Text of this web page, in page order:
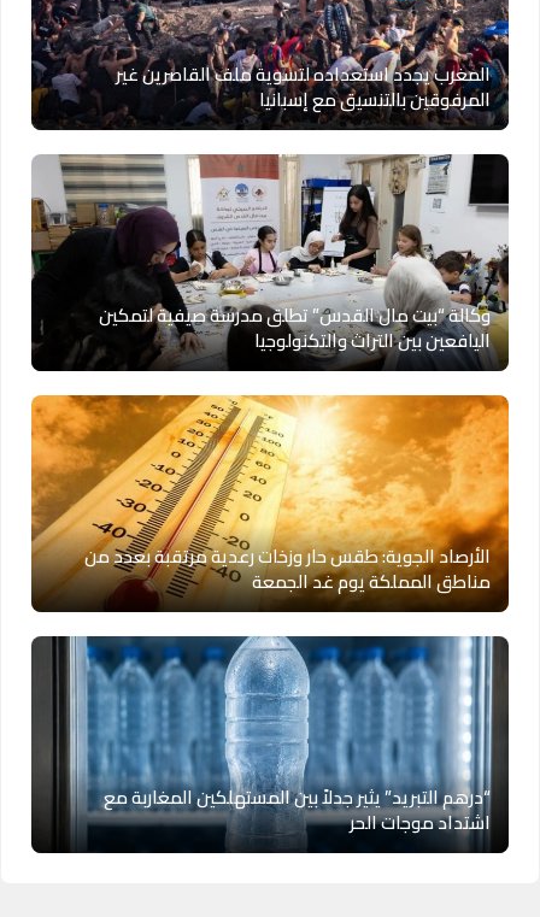
المغرب يجدد استعداده لتسوية ملف القاصرين غير
المرفوقين بالتنسيق مع إسبانيا
وكالة “بيت مال القدس” تطلق مدرسة صيفية لتمكين
اليافعين بين التراث والتكنولوجيا
الأرصاد الجوية: طقس حار وزخات رعدية مرتقبة بعدد من
مناطق المملكة يوم غد الجمعة
“درهم التبريد” يثير جدلاً بين المستهلكين المغاربة مع
اشتداد موجات الحر